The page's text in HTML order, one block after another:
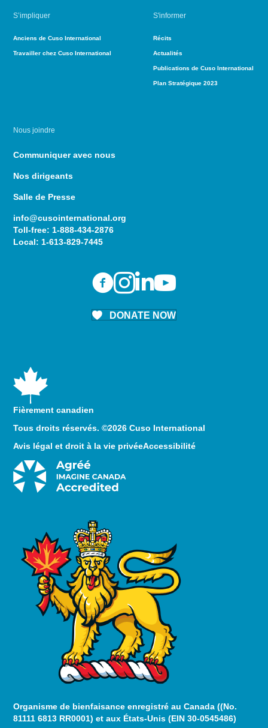
S’impliquer
Anciens de Cuso International
Travailler chez Cuso International
S'informer
Récits
Actualités
Publications de Cuso International
Plan Stratégique 2023
Nous joindre
Communiquer avec nous
Nos dirigeants
Salle de Presse
info@cusointernational.org
Toll-free: 1-888-434-2876
Local: 1-613-829-7445
DONATE NOW
Fièrement canadien
Tous droits réservés. ©2026 Cuso International
Avis légal et droit à la vie privéeAccessibilité
Organisme de bienfaisance enregistré au Canada ((No.
81111 6813 RR0001) et aux États-Unis (EIN 30-0545486)